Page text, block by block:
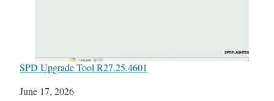
SPD Upgrade Tool R27.25.4601
Date
June 17, 2026